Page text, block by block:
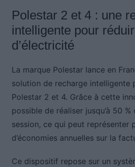
Polestar 2 et 4 : une
intelligente pour
d’électricité
La marque Polestar lance en
solution de recharge intelligente
Polestar 2 et 4. Grâce à cette
possible de réaliser jusqu’à 50 %
session, ce qui peut représenter
d’économies annuelles sur la
Ce dispositif repose sur un